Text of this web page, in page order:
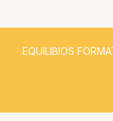
EQUILIBIOS